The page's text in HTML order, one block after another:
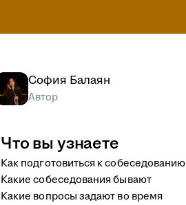
София Балаян
Автор
Что вы узнаете
Как подготовиться к собеседованию
Какие собеседования бывают
Какие вопросы задают во время